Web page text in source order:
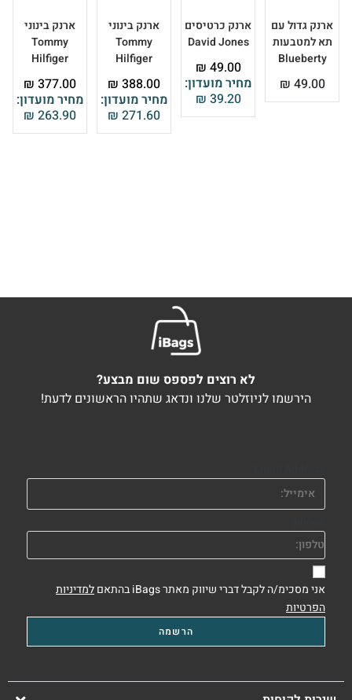
ארנק גדול עם
תא למטבעות
Blueberty
₪ 49.00
ארנק כרטיסים
David Jones
מחיר מועדון:
₪ 39.20
₪ 49.00
ארנק בינוני
Tommy
Hilfiger
מחיר מועדון:
₪ 271.60
₪ 388.00
ארנק בינוני
Tommy
Hilfiger
מחיר מועדון:
₪ 263.90
₪ 377.00
לא רוצים לפספס שום מבצע?
הירשמו לניוזלטר שלנו ונדאג שתהיו הראשונים לדעת!
אני מסכימ/ה לקבל דברי שיווק מאתר iBags בהתאם
למדיניות
הפרטיות